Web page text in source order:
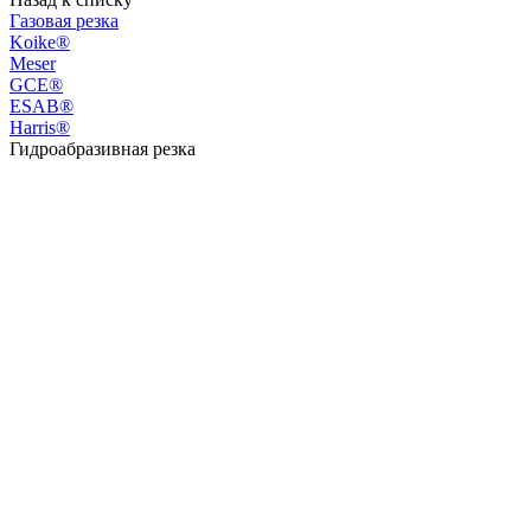
Газовая резка
Koike®
Meser
GCE®
ESAB®
Harris®
Гидроабразивная резка